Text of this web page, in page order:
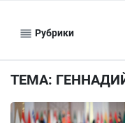
Рубрики
ТЕМА: